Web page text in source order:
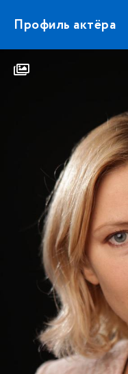
Профиль актёра